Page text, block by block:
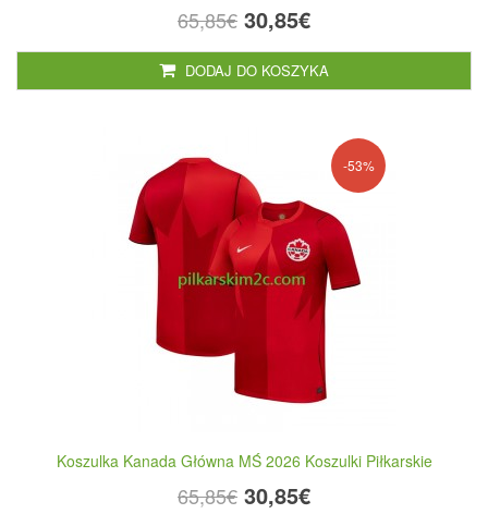
65,85€ 30,85€
DODAJ DO KOSZYKA
-53%
Koszulka Kanada Główna MŚ 2026 Koszulki Piłkarskie
65,85€ 30,85€